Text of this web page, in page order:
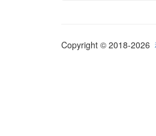
Copyright © 2018-2026